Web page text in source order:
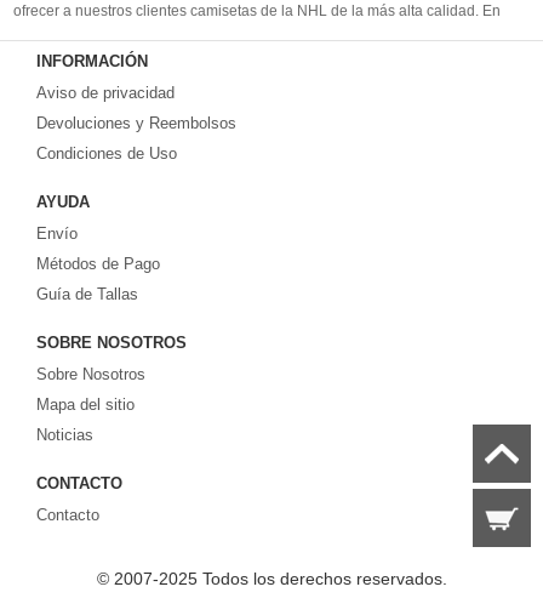
ofrecer a nuestros clientes camisetas de la NHL de la más alta calidad. En
2025, brindaremos el mejor servicio y le permitiremos comprar los mejores
productos de camisetas de la NHL.
INFORMACIÓN
Aviso de privacidad
Devoluciones y Reembolsos
Condiciones de Uso
AYUDA
Envío
Métodos de Pago
Guía de Tallas
SOBRE NOSOTROS
Sobre Nosotros
Mapa del sitio
Noticias
CONTACTO
Contacto
© 2007-2025 Todos los derechos reservados.